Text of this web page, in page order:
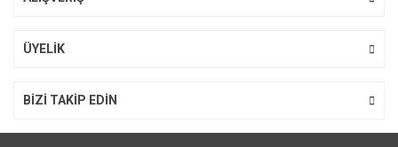
ÜYELİK
BİZİ TAKİP EDİN